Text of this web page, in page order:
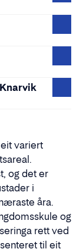
variert
og det er
i
åra.
og
rett ved
til eit